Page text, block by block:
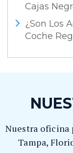
Cajas
¿Son Los
Coche
Nuestra oficina
Tampa,